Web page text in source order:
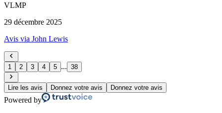
VLMP
29 décembre 2025
Avis via John Lewis
1 2 3 4 5 ... 38
Lire les avis Donnez votre avis Donnez votre avis
Powered by